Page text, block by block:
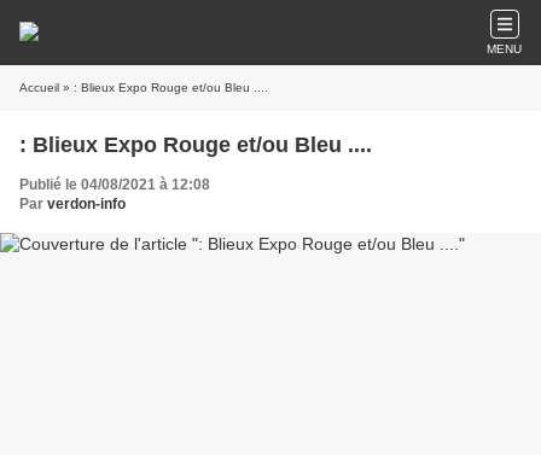
MENU
Accueil » : Blieux Expo Rouge et/ou Bleu ....
: Blieux Expo Rouge et/ou Bleu ....
Publié le 04/08/2021 à 12:08
Par verdon-info